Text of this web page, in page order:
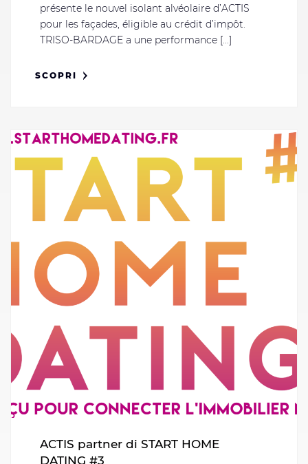
présente le nouvel isolant alvéolaire d’ACTIS
pour les façades, éligible au crédit d’impôt.
TRISO-BARDAGE a une performance [...]
SCOPRI
ACTIS partner di START HOME
DATING #3